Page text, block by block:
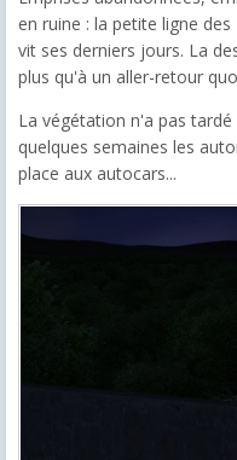
en ruine : la petite ligne
vit ses derniers jours. La
plus qu'à un aller-retour
La végétation n'a pas
quelques semaines les
place aux autocars...